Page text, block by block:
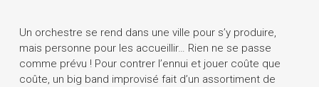
Un orchestre se rend dans une ville pour s’y produire,
mais personne pour les accueillir… Rien ne se passe
comme prévu ! Pour contrer l’ennui et jouer coûte que
coûte, un big band improvisé fait d’un assortiment de